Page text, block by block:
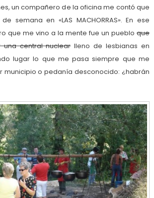
un compañero de la oficina me contó que
semana en «LAS MACHORRAS». En ese
que me vino a la mente fue un puebloque
central nuclearlleno de lesbianas en
lugar lo que me pasa siempre que me
municipio o pedanía desconocido: ¿habrán